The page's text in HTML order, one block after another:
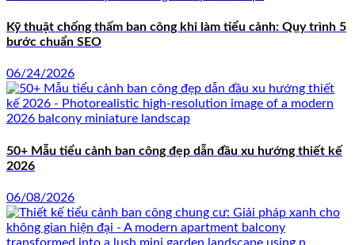
Kỹ thuật chống thấm ban công khi làm tiểu cảnh: Quy trình 5
bước chuẩn SEO
06/24/2026
50+ Mẫu tiểu cảnh ban công đẹp dẫn đầu xu hướng thiết kế
2026
06/08/2026